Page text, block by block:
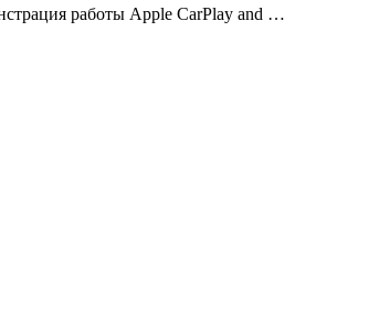
работы Apple CarPlay and …